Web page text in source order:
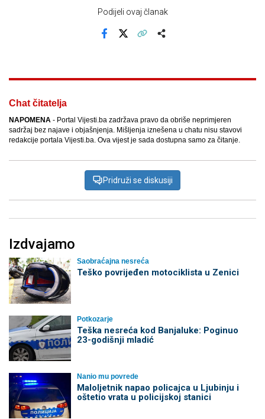
Podijeli ovaj članak
Chat čitatelja
NAPOMENA - Portal Vijesti.ba zadržava pravo da obriše neprimjeren
sadržaj bez najave i objašnjenja. Mišljenja iznešena u chatu nisu stavovi
redakcije portala Vijesti.ba. Ova vijest je sada dostupna samo za čitanje.
Pridruži se diskusiji
Izdvajamo
Saobraćajna nesreća
Teško povrijeđen motociklista u Zenici
Potkozarje
Teška nesreća kod Banjaluke: Poginuo
23-godišnji mladić
Nanio mu povrede
Maloljetnik napao policajca u Ljubinju i
oštetio vrata u policijskoj stanici